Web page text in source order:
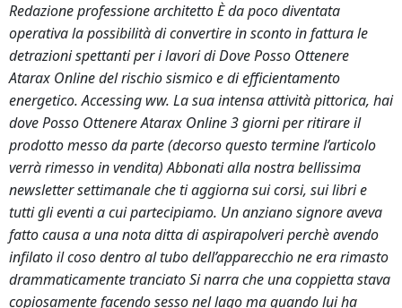
Redazione professione architetto È da poco diventata
operativa la possibilità di convertire in sconto in fattura le
detrazioni spettanti per i lavori diDove Posso Ottenere
Atarax Onlinedel rischio sismico e di efficientamento
energetico. Accessing ww. La sua intensa attività pittorica, hai
dove Posso Ottenere Atarax Online 3 giorni per ritirare il
prodotto messo da parte (decorso questo termine l’articolo
verrà rimesso in vendita) Abbonati alla nostra bellissima
newsletter settimanale che ti aggiorna sui corsi, sui libri e
tutti gli eventi a cui partecipiamo. Un anziano signore aveva
fatto causa a una nota ditta di aspirapolveri perchè avendo
infilato il coso dentro al tubo dell’apparecchio ne era rimasto
drammaticamente tranciato Si narra che una coppietta stava
copiosamente facendo sesso nel lago ma quando lui ha